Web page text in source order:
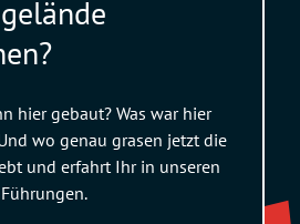
hier gebaut? Was war hier
wo genau grasen jetzt die
und erfahrt Ihr in unseren